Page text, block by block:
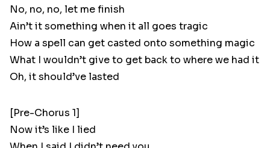
No, no, no, let me finish
Ain’t it something when it all goes tragic
How a spell can get casted onto something magic
What I wouldn’t give to get back to where we had it
Oh, it should’ve lasted
[Pre-Chorus 1]
Now it’s like I lied